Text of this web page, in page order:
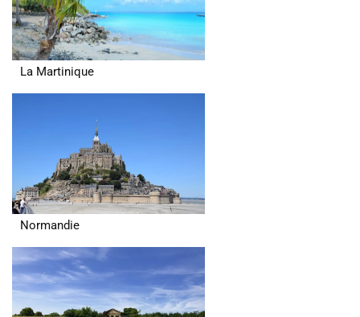
La Martinique
Normandie